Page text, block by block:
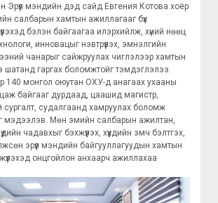
Эрүүл мэндийн дэд сайд Евгения Котова хоёр
салбарын хамтын ажиллагааг бүх
бэлэн байгаагаа илэрхийлж, хүний нөөц
инновацыг нэвтрүүлэх, эмнэлгийн
чанарыг сайжруулах чиглэлээр хамтын
шатанд гаргах боломжтойг тэмдэглэлээ.
140 монгол оюутан ОХУ-д анагаах ухааны
байгааг дурдаад, цаашид магистр,
сургалт, судалгаанд хамруулах боломж
мэдээлэв. Мөн эмийн салбарын ажилтан,
чадавхыг бэхжүүлэх, хүүхдийн эмч бэлтгэх,
эрүүл мэндийн байгууллагуудын хамтын
онцгойлон анхаарч ажиллахаа